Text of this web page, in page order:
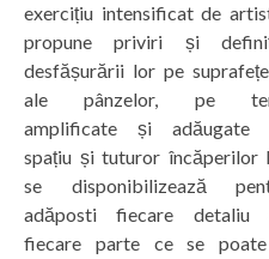
exercițiu intensificat de
propune priviri și
desfășurării lor pe
ale pânzelor, pe
amplificate și adăugate
spațiu și tuturor încăperilor
se disponibilizează
adăposti fiecare
fiecare parte ce se